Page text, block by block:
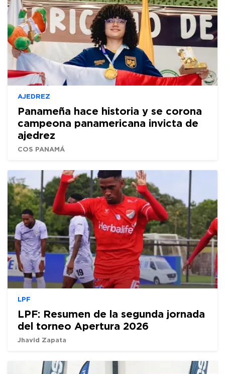
AJEDREZ
Panameña hace historia y se corona
campeona panamericana invicta de
ajedrez
COS PANAMÁ
LPF
LPF: Resumen de la segunda jornada
del torneo Apertura 2026
Jhavid Zapata